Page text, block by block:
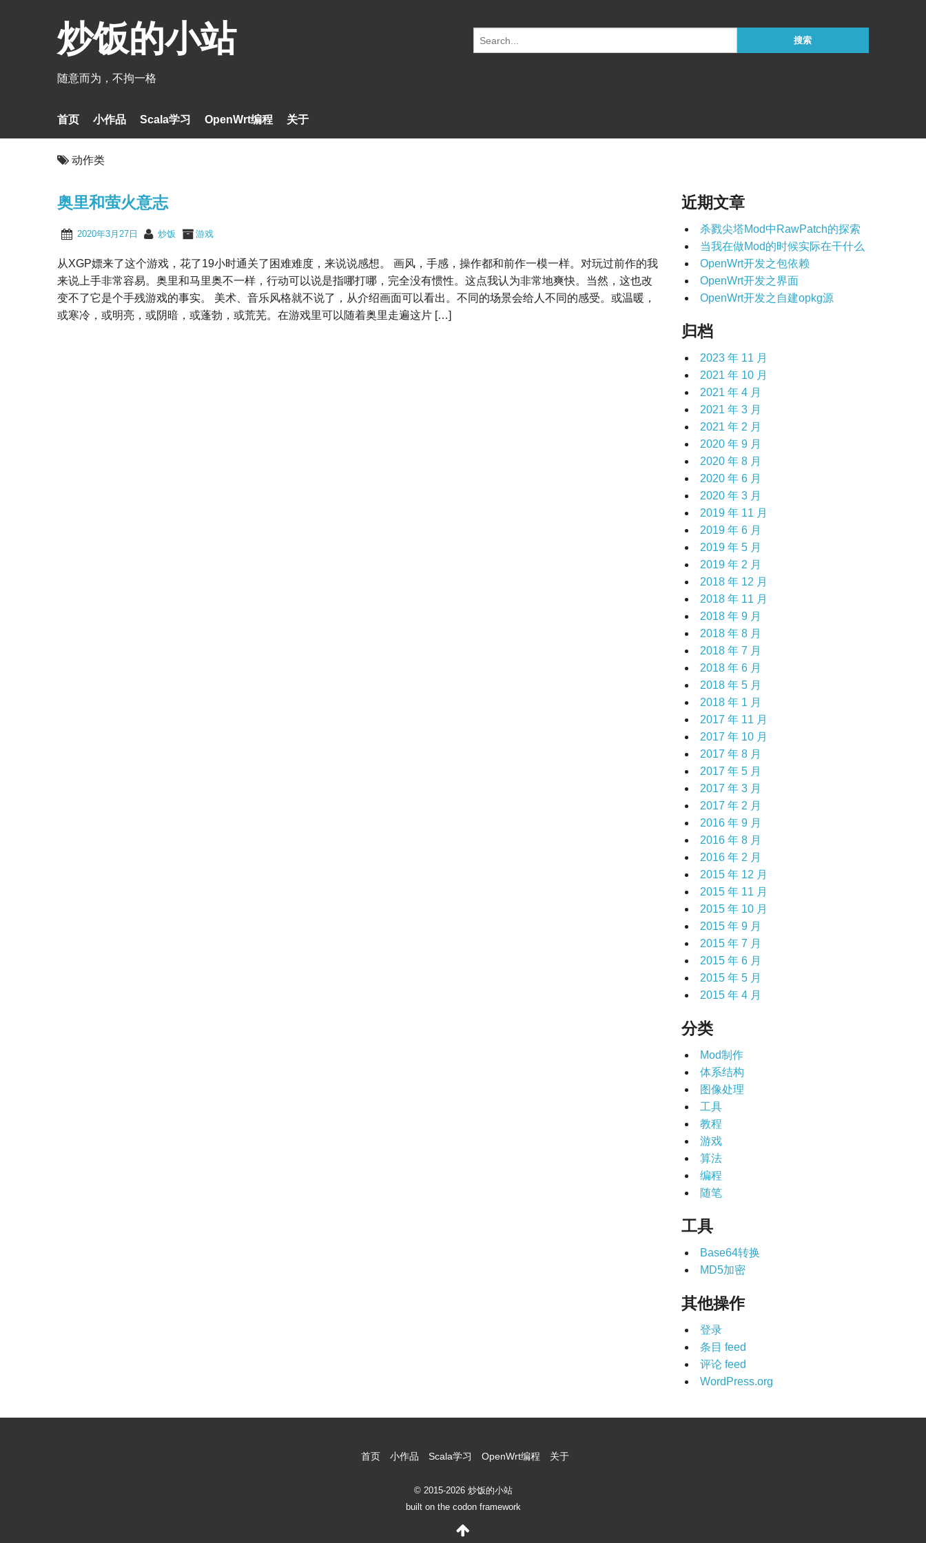
炒饭的小站
随意而为，不拘一格
首页 小作品 Scala学习 OpenWrt编程 关于
动作类
奥里和萤火意志
2020年3月27日 炒饭 游戏
从XGP嫖来了这个游戏，花了19小时通关了困难难度，来说说感想。 画风，手感，操作都和前作一模一样。对玩过前作的我
来说上手非常容易。奥里和马里奥不一样，行动可以说是指哪打哪，完全没有惯性。这点我认为非常地爽快。当然，这也改
变不了它是个手残游戏的事实。 美术、音乐风格就不说了，从介绍画面可以看出。不同的场景会给人不同的感受。或温暖，
或寒冷，或明亮，或阴暗，或蓬勃，或荒芜。在游戏里可以随着奥里走遍这片 […]
近期文章
杀戮尖塔Mod中RawPatch的探索
当我在做Mod的时候实际在干什么
OpenWrt开发之包依赖
OpenWrt开发之界面
OpenWrt开发之自建opkg源
归档
2023 年 11 月
2021 年 10 月
2021 年 4 月
2021 年 3 月
2021 年 2 月
2020 年 9 月
2020 年 8 月
2020 年 6 月
2020 年 3 月
2019 年 11 月
2019 年 6 月
2019 年 5 月
2019 年 2 月
2018 年 12 月
2018 年 11 月
2018 年 9 月
2018 年 8 月
2018 年 7 月
2018 年 6 月
2018 年 5 月
2018 年 1 月
2017 年 11 月
2017 年 10 月
2017 年 8 月
2017 年 5 月
2017 年 3 月
2017 年 2 月
2016 年 9 月
2016 年 8 月
2016 年 2 月
2015 年 12 月
2015 年 11 月
2015 年 10 月
2015 年 9 月
2015 年 7 月
2015 年 6 月
2015 年 5 月
2015 年 4 月
分类
Mod制作
体系结构
图像处理
工具
教程
游戏
算法
编程
随笔
工具
Base64转换
MD5加密
其他操作
登录
条目 feed
评论 feed
WordPress.org
首页 小作品 Scala学习 OpenWrt编程 关于
© 2015-2026 炒饭的小站
built on the codon framework